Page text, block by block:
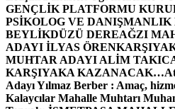
GENÇLİK PLATFORMU
PSİKOLOG VE
BEYLİKDÜZÜ DEREAĞZI
ADAYI İLYAS ÖREN
MUHTAR ADAYI ALİM
KARŞIYAKA KAZANACAK…
Adayı Yılmaz Berber : Amaç,
Kalaycılar Mahalle Muhtarı